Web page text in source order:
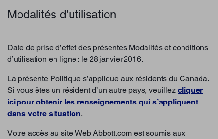
Modalités d’utilisation
Date de prise d’effet des présentes Modalités et conditions
d’utilisation en ligne : le 28 janvier 2016.
La présente Politique s’applique aux résidents du Canada.
Si vous êtes un résident d’un autre pays, veuillez cliquer
ici pour obtenir les renseignements qui s’appliquent
dans votre situation.
Votre accès au site Web Abbott.com est soumis aux